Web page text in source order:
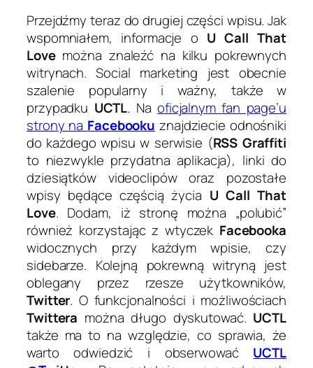
Przejdźmy teraz do drugiej części wpisu. Jak
wspomniałem, informacje o U Call That
Lovemożna znaleźć na kilku pokrewnych
witrynach. Social marketing jest obecnie
szalenie popularny i ważny, także w
przypadku UCTL. Na oficjalnym fan page’u
strony na Facebooku znajdziecie odnośniki
do każdego wpisu w serwisie (RSS Graffiti
to niezwykle przydatna aplikacja), linki do
dziesiątków videoclipów oraz pozostałe
wpisy będące częścią życia U Call That
Love. Dodam, iż stronę można „polubić”
również korzystając z wtyczek Facebooka
widocznych przy każdym wpisie, czy
sidebarze. Kolejną pokrewną witryną jest
oblegany przez rzesze użytkowników,
Twitter. O funkcjonalności i możliwościach
Twittera można długo dyskutować. UCTL
także ma to na względzie, co sprawia, że
warto odwiedzić i obserwować UCTL